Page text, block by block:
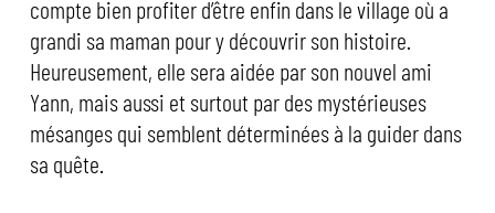
compte bien profiter d’être enfin dans le village où a
grandi sa maman pour y découvrir son histoire.
Heureusement, elle sera aidée par son nouvel ami
Yann, mais aussi et surtout par des mystérieuses
mésanges qui semblent déterminées à la guider dans
sa quête.